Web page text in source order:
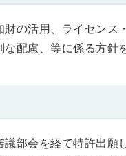
の活用、ライセン
配慮、等に係る方針
部会を経て特許出